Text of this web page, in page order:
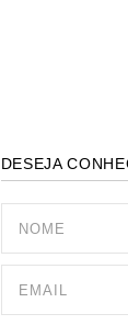
DESEJA